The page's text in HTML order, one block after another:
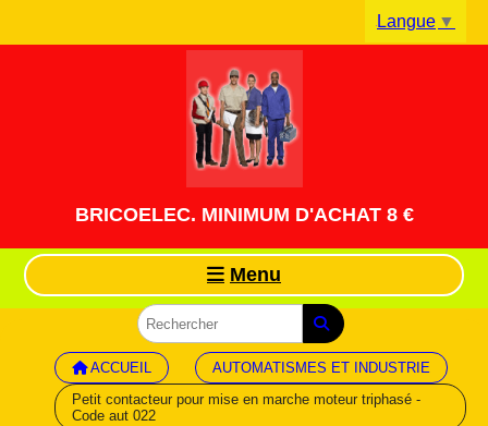
BRICOELEC. MINIMUM D'ACHAT 8 €
Menu
ACCUEIL
AUTOMATISMES ET INDUSTRIE
Petit contacteur pour mise en marche moteur triphasé -
Code aut 022
Langue ▼